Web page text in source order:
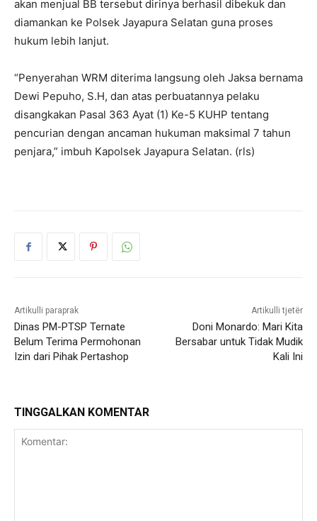
akan menjual BB tersebut dirinya berhasil dibekuk dan
diamankan ke Polsek Jayapura Selatan guna proses
hukum lebih lanjut.
“Penyerahan WRM diterima langsung oleh Jaksa bernama
Dewi Pepuho, S.H, dan atas perbuatannya pelaku
disangkakan Pasal 363 Ayat (1) Ke-5 KUHP tentang
pencurian dengan ancaman hukuman maksimal 7 tahun
penjara,” imbuh Kapolsek Jayapura Selatan. (rls)
Artikulli paraprak
Dinas PM-PTSP Ternate
Belum Terima Permohonan
Izin dari Pihak Pertashop
Artikulli tjetër
Doni Monardo: Mari Kita
Bersabar untuk Tidak Mudik
Kali Ini
TINGGALKAN KOMENTAR